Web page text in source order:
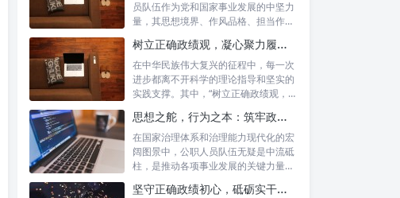
员队伍作为党和国家事业发展的中坚力
量，其思想境界、作风品格、担当作为
树立正确政绩观，凝心聚力履职尽责：新时代下的治理智慧与实践路径
在中华民族伟大复兴的征程中，每一次
进步都离不开科学的理论指导和坚实的
实践支撑。其中，“树立正确政绩观，凝
思想之舵，行为之本：筑牢政绩观根基，永葆公职人员本色
在国家治理体系和治理能力现代化的宏
阔图景中，公职人员队伍无疑是中流砥
柱，是推动各项事业发展的关键力量。
坚守正确政绩初心，砥砺实干担当精神：新时代高质量发展的核心引擎